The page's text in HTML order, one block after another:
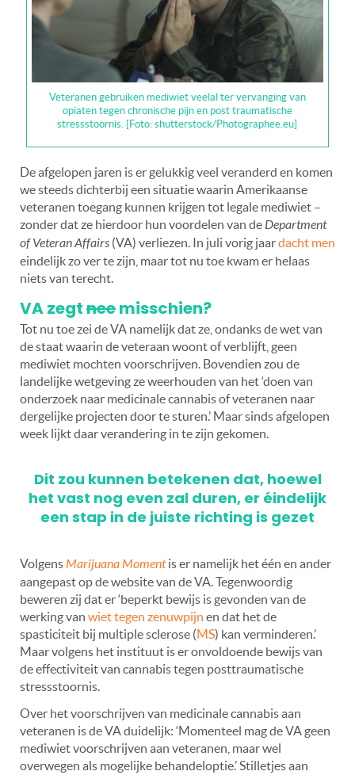
Veteranen gebruiken mediwiet veelal ter vervanging van
opiaten tegen chronische pijn en post traumatische
stressstoornis. [Foto: shutterstock/Photographee.eu]
De afgelopen jaren is er gelukkig veel veranderd en komen
we steeds dichterbij een situatie waarin Amerikaanse
veteranen toegang kunnen krijgen tot legale mediwiet –
zonder dat ze hierdoor hun voordelen van deDepartment
of Veteran Affairs (VA) verliezen. In juli vorig jaardacht men
eindelijk zo ver te zijn, maar tot nu toe kwam er helaas
niets van terecht.
VA zegtneemisschien?
Tot nu toe zei de VA namelijk dat ze, ondanks de wet van
de staat waarin de veteraan woont of verblijft, geen
mediwiet mochten voorschrijven. Bovendien zou de
landelijke wetgeving ze weerhouden van het ‘doen van
onderzoek naar medicinale cannabis of veteranen naar
dergelijke projecten door te sturen.’ Maar sinds afgelopen
week lijkt daar verandering in te zijn gekomen.
Dit zou kunnen betekenen dat, hoewel
het vast nog even zal duren, er éindelijk
een stap in de juiste richting is gezet
VolgensMarijuana Momentis er namelijk het één en ander
aangepast op de website van de VA. Tegenwoordig
beweren zij dat er ‘beperkt bewijs is gevonden van de
werking van wiet tegen zenuwpijn en dat het de
spasticiteit bij multiple sclerose (MS) kan verminderen.’
Maar volgens het instituut is er onvoldoende bewijs van
de effectiviteit van cannabis tegen posttraumatische
stressstoornis.
Over het voorschrijven van medicinale cannabis aan
veteranen is de VA duidelijk: ‘Momenteel mag de VA geen
mediwiet voorschrijven aan veteranen, maar wel
overwegen als mogelijke behandeloptie.’ Stilletjes aan